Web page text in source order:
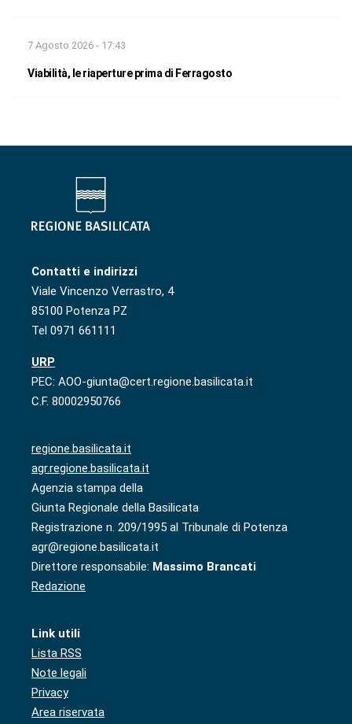
7 Agosto 2026 - 17:43
Viabilità, le riaperture prima di Ferragosto
Contatti e indirizzi
Viale Vincenzo Verrastro, 4
85100 Potenza PZ
Tel 0971 661111
URP
PEC: AOO-giunta@cert.regione.basilicata.it
C.F. 80002950766
regione.basilicata.it
agr.regione.basilicata.it
Agenzia stampa della
Giunta Regionale della Basilicata
Registrazione n. 209/1995 al Tribunale di Potenza
agr@regione.basilicata.it
Direttore responsabile: Massimo Brancati
Redazione
Link utili
Lista RSS
Note legali
Privacy
Area riservata